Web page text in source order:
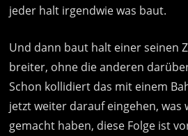
jeder halt irgendwie was baut.
Und dann baut halt einer seinen
breiter, ohne die anderen
Schon kollidiert das mit einem
jetzt weiter darauf eingehen, was
gemacht haben, diese Folge ist